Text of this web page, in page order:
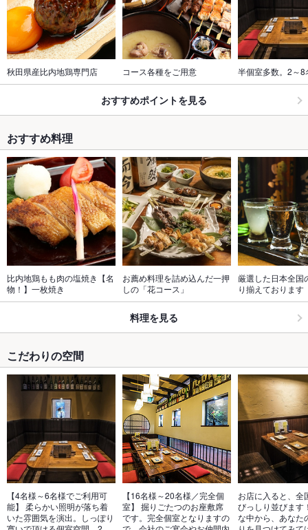
秋田県産比内地鶏専門店 コース各種をご用意 半個室多数。2～8
おすすめポイントを見る
おすすめ料理
比内地鶏もも肉の塩焼き【名
物！】一枚焼き
お薦め料理を詰め込んだ一押
しの「花コース」
厳選した日本全国
り揃えております
料理を見る
こだわりの空間
【4名様～6名様でご利用可
能】 柔らかい照明が落ち着
いた雰囲気を演出。しっぽり
【16名様～20名様／完全個
室】 掘りごたつのお座敷席
です。完全個室となりますの
お店に入ると、全
びっしり並びます
な中から、あなた